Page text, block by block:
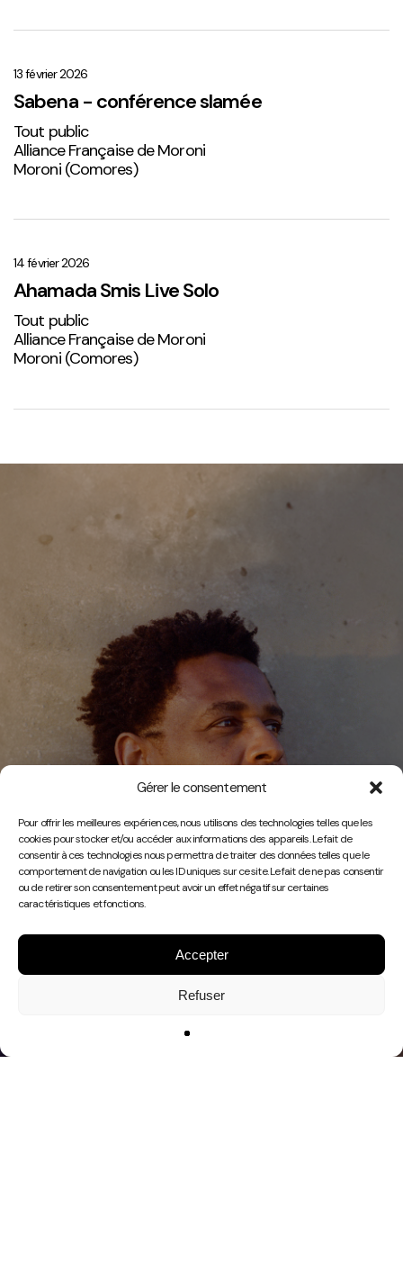
Gérer le consentement
Pour offrir les meilleures expériences, nous utilisons des technologies telles que les
cookies pour stocker et/ou accéder aux informations des appareils. Le fait de
consentir à ces technologies nous permettra de traiter des données telles que le
comportement de navigation ou les ID uniques sur ce site. Le fait de ne pas consentir
ou de retirer son consentement peut avoir un effet négatif sur certaines
caractéristiques et fonctions.
Accepter
Refuser
conférence
slamée
13 février 2026
Sabena - conférence slamée
Tout public
Alliance Française de Moroni
Moroni (Comores)
Live
Solo
2
14 février 2026
Ahamada Smis Live Solo
Tout public
Alliance Française de Moroni
Moroni (Comores)
Play
Video